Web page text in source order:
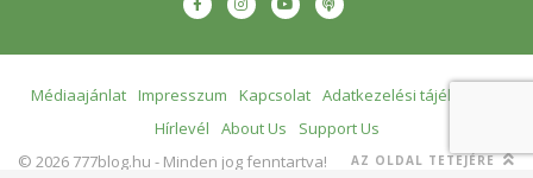
Médiaajánlat Impresszum Kapcsolat Adatkezelési tájékoztató
Hírlevél
About Us
Support Us
© 2026 777blog.hu - Minden jog fenntartva!
AZ OLDAL TETEJÉRE